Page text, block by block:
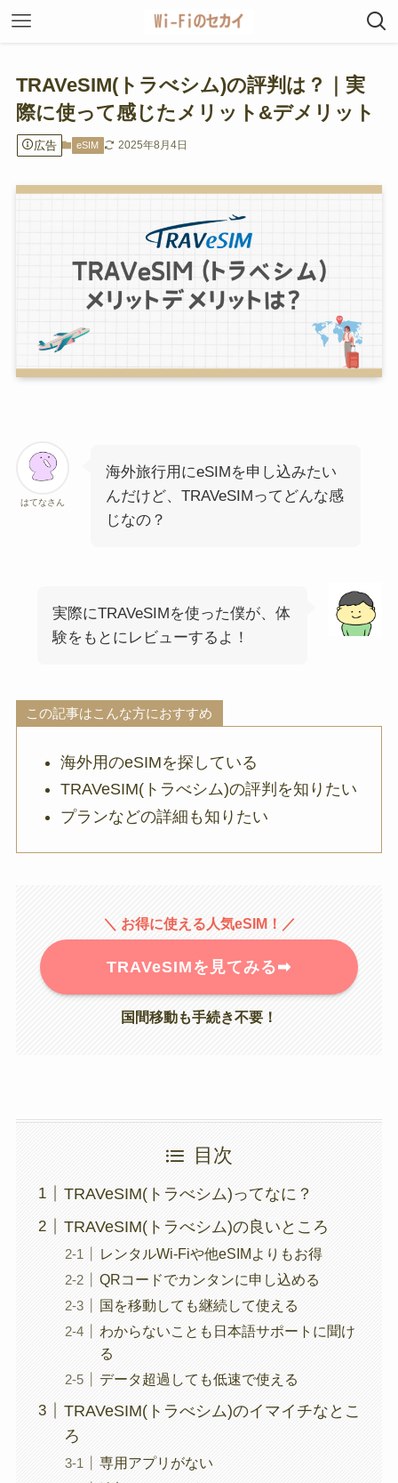
TRAVeSIM(トラべシム)の評判は？｜実
際に使って感じたメリット&デメリット
広告 eSIM 2025年8月4日
はてなさん
海外旅行用にeSIMを申し込みたい
んだけど、TRAVeSIMってどんな感
じなの？
実際にTRAVeSIMを使った僕が、体
験をもとにレビューするよ！
この記事はこんな方におすすめ
海外用のeSIMを探している
TRAVeSIM(トラべシム)の評判を知りたい
プランなどの詳細も知りたい
＼ お得に使える人気eSIM！／
TRAVeSIMを見てみる➡︎
国間移動も手続き不要！
目次
TRAVeSIM(トラべシム)ってなに？
TRAVeSIM(トラべシム)の良いところ
レンタルWi-Fiや他eSIMよりもお得
QRコードでカンタンに申し込める
国を移動しても継続して使える
わからないことも日本語サポートに聞け
る
データ超過しても低速で使える
TRAVeSIM(トラべシム)のイマイチなとこ
ろ
専用アプリがない